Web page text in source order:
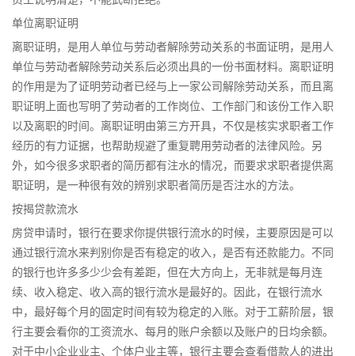
单位离职证明
离职证明，是用人单位与劳动者解除劳动关系的书面证明，是用人
单位与劳动者解除劳动关系后必须出具的一份书面材料。离职证明
的作用是为了证明劳动者已经与上一家公司解除劳动关系，而且离
职证明上面也写明了劳动者的工作岗位、工作部门和该份工作入职
以及离职的时间。离职证明由第三方开具，不仅是核实求职者工作
经历的有力证据，也帮助规避了重复聘用劳动者的法律风险。另
外，如今很多求职者的简历都有注水的情况，而要求求职者提供离
职证明，是一种很有效的辨别求职者简历是否注水的方法。
按揭贷款流水
房贷申请时，银行在要求你提供银行流水的时候，主要原因是可以
通过银行流水来判别你是否有稳定的收入，是否有还款能力。不同
的银行也许多多少少会有差距，但在大方向上，无非就是每月连
续、收入稳定、收入高的银行流水是最好的。因此，在银行流水
中，最好每个月的固定时间有较为稳定的入账。对于工薪阶层，银
行主要会看你的工资流水、每月的账户余额以及账户的日均余额。
对于中小企业业主、个体户业主等，银行主要会查看借款人的进出